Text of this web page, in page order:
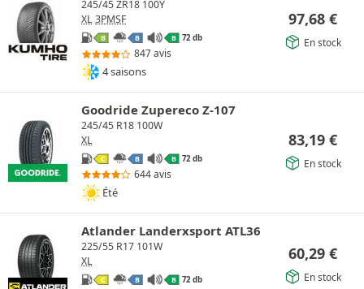
245/45 ZR18 100Y
XL 3PMSF
B B B 72 db
847 avis
4 saisons
97,68 €
En stock
Goodride Zupereco Z-107
245/45 R18 100W
XL
C B B 72 db
644 avis
Été
83,19 €
En stock
Atlander Landerxsport ATL36
225/55 R17 101W
XL
C B B 72 db
60,29 €
En stock